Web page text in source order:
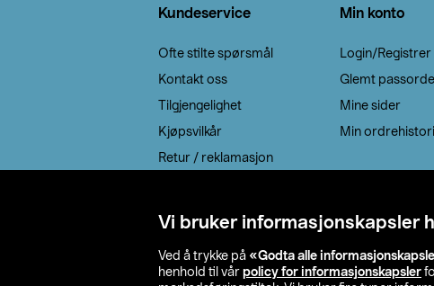
Vi bruker informasjonskapsler
Ved å trykke på «Godta alle
henhold til vår policy for informasjonskapsler
Kundeservice
Ofte stilte spørsmål
Kontakt oss
Tilgjengelighet
Kjøpsvilkår
Retur / reklamasjon
Min konto
Login/Registrer
Glemt
Mine sider
Min